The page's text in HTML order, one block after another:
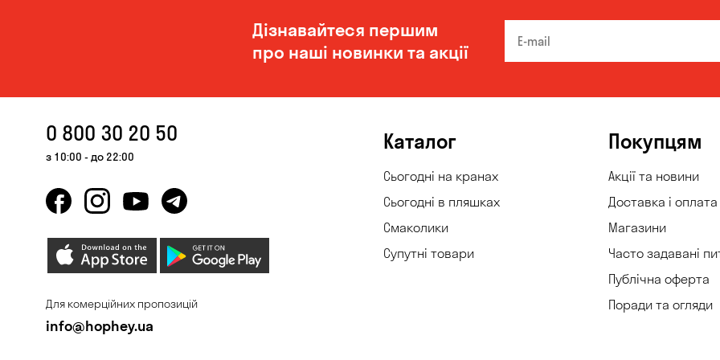
Дізнавайтеся першим
про наші новинки та акції
0 800 30 20 50
з 10:00 - до 22:00
Для комерційних пропозицій
info@hophey.ua
Каталог
Сьогодні на кранах
Сьогодні в пляшках
Смаколики
Супутні товари
Покупцям
Акції та новини
Доставка і оплата
Магазини
Часто задавані
Публічна оферта
Поради та огляди